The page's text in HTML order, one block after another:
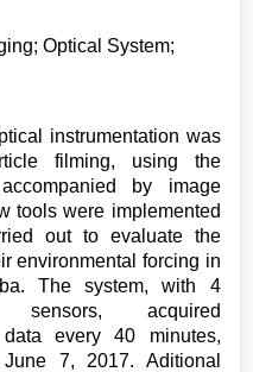
Optical System;
instrumentation was
filming, using the
by image
tools were implemented
out to evaluate the
environmental forcing in
The system, with 4
sensors, acquired
every 40 minutes,
7, 2017. Aditional